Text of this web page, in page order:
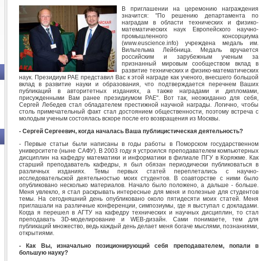
В приглашении на церемонию награждения
значится: "По решению департамента по
наградам в области технических и физико-
математических наук Европейского научно-
промышленного консорциума
(www.euscience.info) учреждена медаль им.
Вильгельма Лейбница. Медаль вручается
российским и зарубежным ученым за
признанный мировым сообществом вклад в
развитие технических и физико-математических
наук. Президиум РАЕ представил Вас к этой награде как ученого, внесшего большой
вклад в развитие науки и образования, что подтверждается перечнем Ваших
публикаций в авторитетных изданиях, а также наградами и дипломами,
присужденными Вам ранее президиумом РАЕ". Вот так, неожиданно для себя,
Сергей Лебедев стал обладателем престижной научной награды. Логично, чтобы
столь примечательный факт стал достоянием общественности, поэтому встреча с
молодым ученым состоялась вскоре после его возвращения из Москвы.
- Сергей Сергеевич, когда началась Ваша публицистическая деятельность?
- Первые статьи были написаны в годы работы в Поморском государственном
университете (ныне САФУ). В 2003 году я устроился преподавателем компьютерных
дисциплин на кафедру математики и информатики в филиале ПГУ в Коряжме. Как
старший преподаватель кафедры, я был обязан периодически публиковаться в
различных изданиях. Темы первых статей переплетались с научно-
исследовательской деятельностью моих студентов. В соавторстве с ними было
опубликовано несколько материалов. Начало было положено, а дальше - больше.
Меня увлекло, я стал раскрывать интересные для меня и полезные для студентов
темы. На сегодняшний день опубликовано около пятидесяти моих статей. Меня
приглашали на различные конференции, симпозиумы, где я выступал с докладами.
Когда я перешел в АГТУ на кафедру технических и научных дисциплин, то стал
преподавать 3D-моделирование и WEB-дизайн. Сами понимаете, тем для
публикаций множество, ведь каждый день делает меня богаче мыслями, познаниями,
открытиями.
- Как Вы, изначально позиционирующий себя преподавателем, попали в
большую науку?